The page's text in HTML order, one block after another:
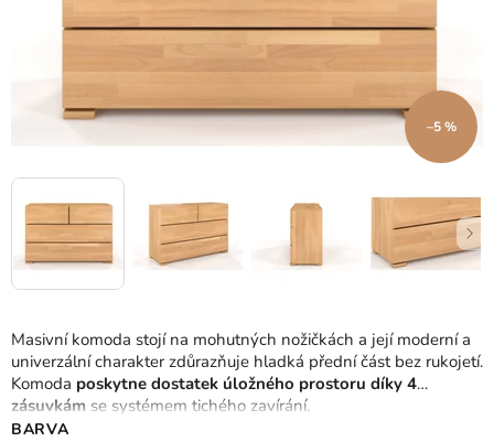
Masivní komoda stojí na mohutných nožičkách a její moderní a
univerzální charakter zdůrazňuje hladká přední část bez rukojetí.
Komoda poskytne dostatek úložného prostoru díky 4
zásuvkám se systémem tichého zavírání.
BARVA
–5 %